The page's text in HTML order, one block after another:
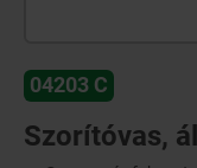
04203 C
Szorítóvas,